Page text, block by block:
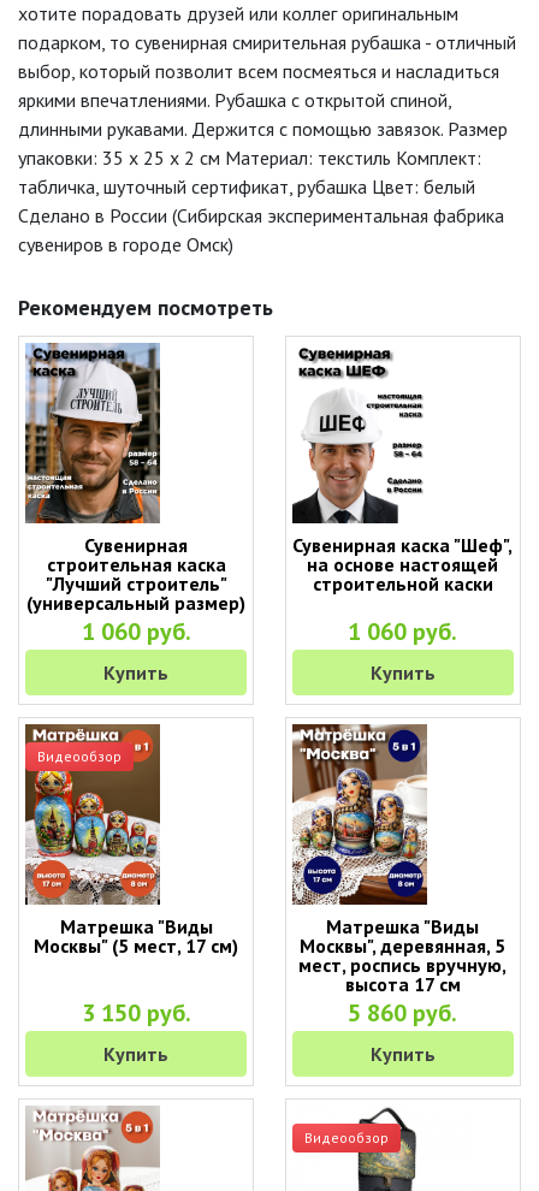
хотите порадовать друзей или коллег оригинальным
подарком, то сувенирная смирительная рубашка - отличный
выбор, который позволит всем посмеяться и насладиться
яркими впечатлениями. Рубашка с открытой спиной,
длинными рукавами. Держится с помощью завязок. Размер
упаковки: 35 х 25 х 2 см Материал: текстиль Комплект:
табличка, шуточный сертификат, рубашка Цвет: белый
Сделано в России (Сибирская экспериментальная фабрика
сувениров в городе Омск)
Рекомендуем посмотреть
Сувенирная
строительная каска
"Лучший строитель"
(универсальный размер)
1 060 руб.
Купить
Сувенирная каска "Шеф",
на основе настоящей
строительной каски
1 060 руб.
Купить
Видеообзор
Матрешка "Виды
Москвы" (5 мест, 17 см)
3 150 руб.
Купить
Матрешка "Виды
Москвы", деревянная, 5
мест, роспись вручную,
высота 17 см
5 860 руб.
Купить
Видеообзор